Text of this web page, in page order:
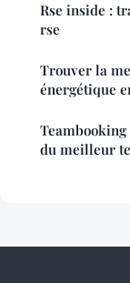
Rse inside :
rse
Trouver la
énergétique
du meilleur